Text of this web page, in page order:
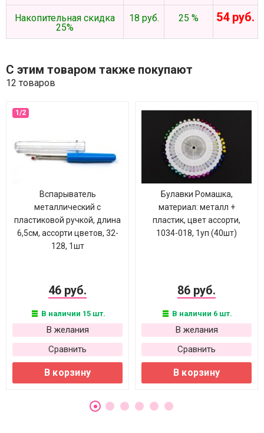
Накопительная скидка
25%
18 руб. 25 % 54 руб.
С этим товаром также покупают
12 товаров
Вспарыватель
металлический с
пластиковой ручкой, длина
6,5см, ассорти цветов, 32-
128, 1шт
46 руб.
В наличии 15 шт.
В желания
Сравнить
В корзину
Булавки Ромашка,
материал: металл +
пластик, цвет ассорти,
1034-018, 1уп (40шт)
86 руб.
В наличии 6 шт.
В желания
Сравнить
В корзину